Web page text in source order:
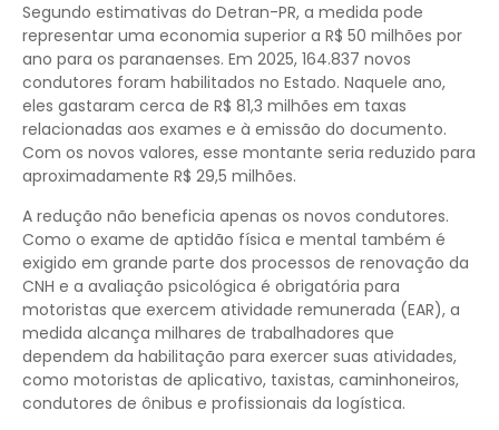
Segundo estimativas do Detran-PR, a medida pode
representar uma economia superior a R$ 50 milhões por
ano para os paranaenses. Em 2025, 164.837 novos
condutores foram habilitados no Estado. Naquele ano,
eles gastaram cerca de R$ 81,3 milhões em taxas
relacionadas aos exames e à emissão do documento.
Com os novos valores, esse montante seria reduzido para
aproximadamente R$ 29,5 milhões.
A redução não beneficia apenas os novos condutores.
Como o exame de aptidão física e mental também é
exigido em grande parte dos processos de renovação da
CNH e a avaliação psicológica é obrigatória para
motoristas que exercem atividade remunerada (EAR), a
medida alcança milhares de trabalhadores que
dependem da habilitação para exercer suas atividades,
como motoristas de aplicativo, taxistas, caminhoneiros,
condutores de ônibus e profissionais da logística.